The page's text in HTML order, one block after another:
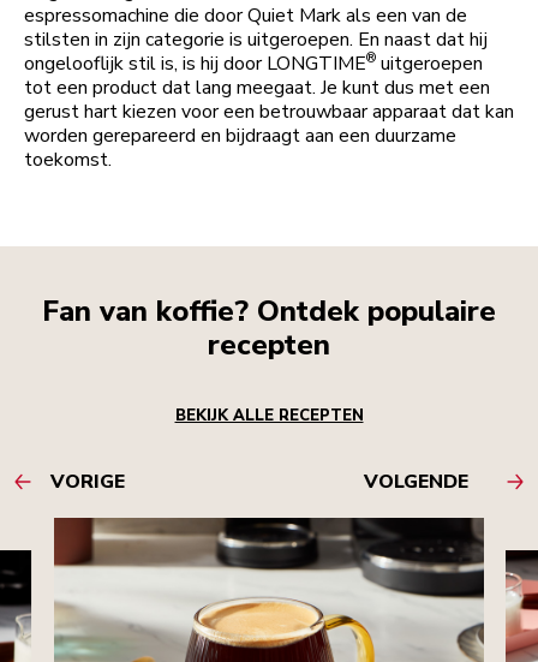
espressomachine die door Quiet Mark als een van de
stilsten in zijn categorie is uitgeroepen. En naast dat hij
ongelooflijk stil is, is hij door LONGTIME® uitgeroepen
tot een product dat lang meegaat. Je kunt dus met een
gerust hart kiezen voor een betrouwbaar apparaat dat kan
worden gerepareerd en bijdraagt aan een duurzame
toekomst.
Fan van koffie? Ontdek populaire
recepten
BEKIJK ALLE RECEPTEN
VORIGE VOLGENDE